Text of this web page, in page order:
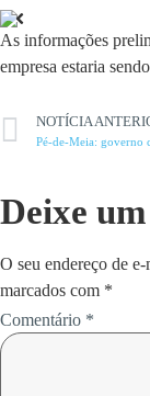
As informações
empresa estaria
NOTÍCIA
Pé-de-Meia: governo
Deixe
O seu endereço de
marcados com *
Comentário *